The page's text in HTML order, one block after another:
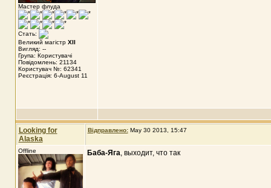
Мастер флуда
Стать:
Великий магістр XII
Вигляд: --
Група: Користувачі
Повідомлень: 21134
Користувач №: 62341
Реєстрація: 6-August 11
Looking for
Alaska
Відправлено: May 30 2013, 15:47
Offline Баба-Яга, выходит, что так